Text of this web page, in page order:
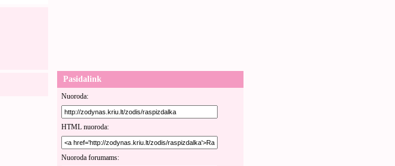
Pasidalink
Nuoroda:
HTML nuoroda:
Nuoroda forumams: